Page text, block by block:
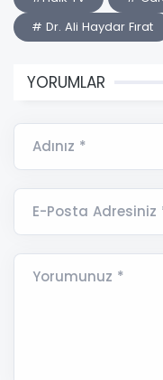
# Dr. Ali Haydar Fırat
YORUMLAR
Adınız *
E-Posta Adresiniz
Yorumunuz *